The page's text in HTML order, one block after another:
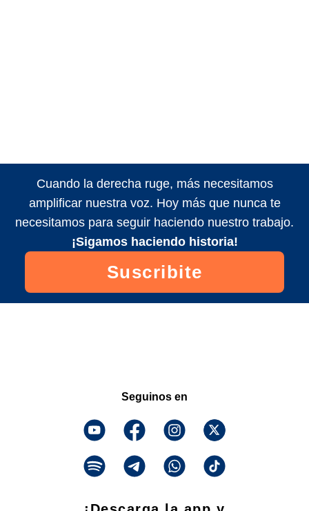
Cuando la derecha ruge, más necesitamos
amplificar nuestra voz. Hoy más que nunca te
necesitamos para seguir haciendo nuestro trabajo.
¡Sigamos haciendo historia!
Suscribite
Seguinos en